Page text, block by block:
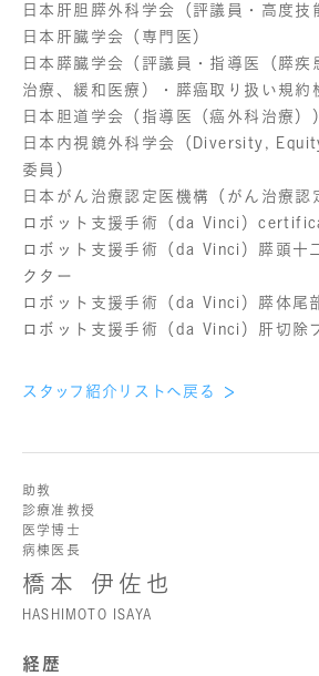
日本肝胆膵外科学会（評議員・高度技
日本肝臓学会（専門医）
日本膵臓学会（評議員・指導医（膵疾
治療、緩和医療）・膵癌取り扱い規約
日本胆道学会（指導医（癌外科治療）
日本内視鏡外科学会（Diversity,
委員）
日本がん治療認定医機構（がん治療認
ロボット支援手術（da Vinci）
ロボット支援手術（da Vinci）膵頭十
クター
ロボット支援手術（da Vinci）膵体尾
ロボット支援手術（da Vinci）肝切除
スタッフ紹介リストへ戻る
助教
診療准教授
医学博士
病棟医長
橋本 伊佐也
HASHIMOTO ISAYA
経歴